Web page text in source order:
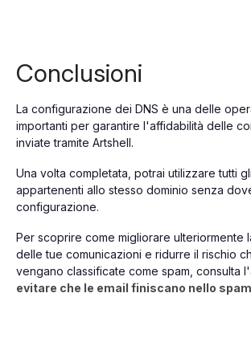
Conclusioni
La configurazione dei DNS è una delle
importanti per garantire l'affidabilità delle
inviate tramite Artshell.
Una volta completata, potrai utilizzare tutti
appartenenti allo stesso dominio senza
configurazione.
Per scoprire come migliorare ulteriormente
delle tue comunicazioni e ridurre il rischio
vengano classificate come spam, consulta
evitare che le email finiscano nello spam